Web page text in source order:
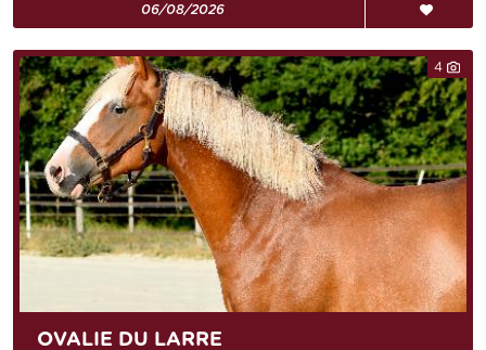
06/08/2026
4
OVALIE DU LARRE